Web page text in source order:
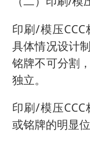
印刷/模压
具体情况设计
铭牌不可分割
独立。
印刷/模压
或铭牌的明显位